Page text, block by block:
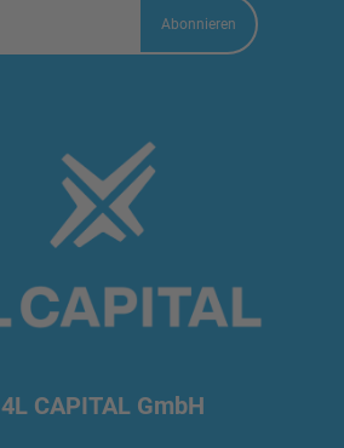
4L CAPITAL GmbH